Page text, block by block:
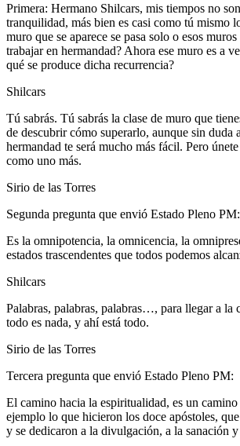
Primera: Hermano Shilcars, mis tiempos no
tranquilidad, más bien es casi como tú mismo
muro que se aparece se pasa solo o esos
trabajar en hermandad? Ahora ese muro es a
qué se produce dicha recurrencia?
Shilcars
Tú sabrás. Tú sabrás la clase de muro que
de descubrir cómo superarlo, aunque sin duda
hermandad te será mucho más fácil. Pero
como uno más.
Sirio de las Torres
Segunda pregunta que envió Estado Pleno PM:
Es la omnipotencia, la omnicencia, la
estados trascendentes que todos podemos
Shilcars
Palabras, palabras, palabras…, para llegar a la
todo es nada, y ahí está todo.
Sirio de las Torres
Tercera pregunta que envió Estado Pleno PM:
El camino hacia la espiritualidad, es un
ejemplo lo que hicieron los doce apóstoles,
y se dedicaron a la divulgación, a la sanación